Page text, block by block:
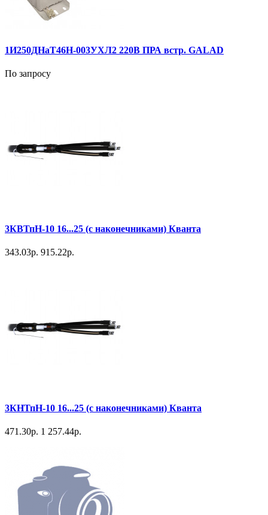
1И250ДНаТ46Н-003УХЛ2 220В ПРА встр. GALAD
По запросу
3КВТпН-10 16...25 (с наконечниками) Кванта
343.03р. 915.22р.
3КНТпН-10 16...25 (с наконечниками) Кванта
471.30р. 1 257.44р.